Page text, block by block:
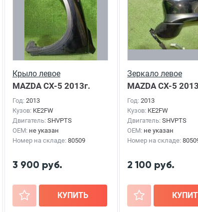
Крыло левое
MAZDA CX-5 2013г.
Год: 2013
Кузов: KE2FW
Двигатель: SHVPTS
OEM: не указан
Номер на складе: 80509
3 900 руб.
+ КУПИТЬ
Зеркало левое
MAZDA CX-5
Год: 2013
Кузов: KE2FW
Двигатель: SHVPTS
OEM: не указан
Номер на складе:
2 100 руб.
+